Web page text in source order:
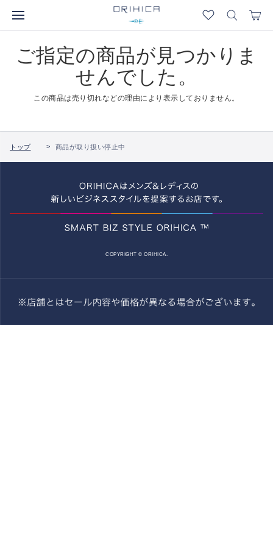
ご指定の商品が見つかりま
せんでした。
この商品は売り切れなどの理由により表示しておりません。
トップ 商品が取り扱い停止中
COPYRIGHT © ORIHICA.